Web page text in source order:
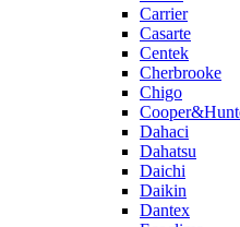
Carrier
Casarte
Centek
Cherbrooke
Chigo
Dahaci
Dahatsu
Daichi
Daikin
Dantex